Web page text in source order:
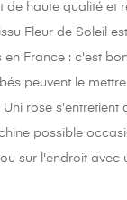
de haute qualité et
Fleur de Soleil
en France : c'est
peuvent le
rose
possible
sur l'endroit avec